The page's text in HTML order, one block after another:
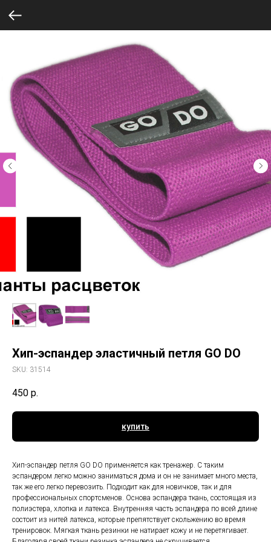
Хип-эспандер эластичный петля GO DO
SKU: 31514
450 р.
купить
Хип-эспандер петля GO DO применяется как тренажер. С таким
эспандером легко можно заниматься дома и он не занимает много места,
так же его легко перевозить. Подходит как для новичков, так и для
профессиональных спортсменов. Основа эспандера ткань, состоящая из
полиэстера, хлопка и латекса. Внутренняя часть эспандера по всей длине
состоит из нитей латекса, которые препятствует скольжению во время
тренировок. Мягкая ткань резинки не натирает кожу и не перетягивает.